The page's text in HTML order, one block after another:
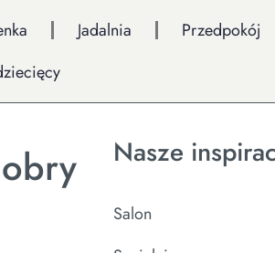
Jadalnia Przedpokój
Nasze
Salon